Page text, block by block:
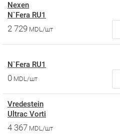
Nexen
N`Fera RU1
2 729 MDL/шт
N`Fera RU1
0 MDL/шт
Vredestein
Ultrac Vorti
4 367 MDL/шт